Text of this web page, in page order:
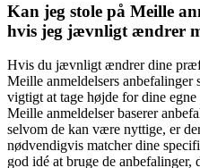
Kan jeg stole på Meille
hvis jeg jævnligt ændrer
Hvis du jævnligt ændrer dine
Meille anmeldelsers anbefalinger
vigtigt at tage højde for dine
Meille anmeldelser baserer
selvom de kan være nyttige, er
nødvendigvis matcher dine
god idé at bruge de anbefalinger,